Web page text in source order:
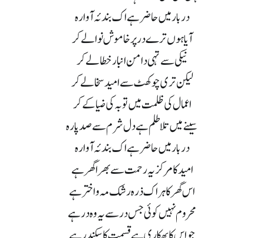
دربار میں حاضر ہے اک بندئہ آوارہ
آیا ہوں ترے در پر خاموش نوا لے کر
نیکی سے تہی دامن انبار خطا لے کر
لیکن تری چوکھٹ سے امید سخا لے کر
اعمال کی ظلمت میں توبہ کی ضیا کے کر
سینے میں تلاطلم ہے دل شرم سے صد پارہ
دربار میں حاضر ہے اک بندئہ آوارہ
امید کا مرکز یہ رحمت سے بھرا گھر ہے
اس گھر کا ہر اک ذرہ رشک مہ و اختر ہے
محروم نہیں کوئی جس در سے یہ وہ در ہے